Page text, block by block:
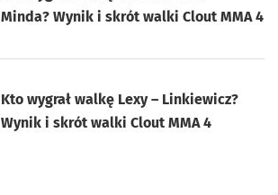
Minda? Wynik i skrót walki Clout MMA 4
Kto wygrał walkę Lexy – Linkiewicz?
Wynik i skrót walki Clout MMA 4